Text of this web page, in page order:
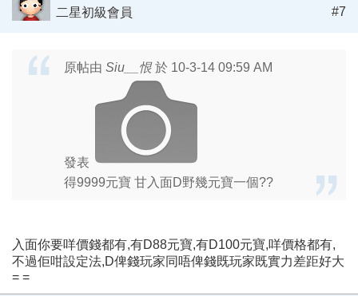
二星初級會員
#7
原帖由 Siu__恨於 10-3-14 09:59 AM
發表
得9999元寶 甘入面D野幾元寶一個??
入面你要咩價錢都有,有D88元寶,有D100元寶,咩價格都有,
不過佢咁設定法,D俾錢玩家同唔俾錢既玩家既實力差距好大
= =